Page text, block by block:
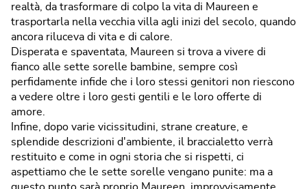
realtà, da trasformare di colpo la vita di Maureen e
trasportarla nella vecchia villa agli inizi del secolo, quando
ancora riluceva di vita e di calore.
Disperata e spaventata, Maureen si trova a vivere di
fianco alle sette sorelle bambine, sempre così
perfidamente infide che i loro stessi genitori non riescono
a vedere oltre i loro gesti gentili e le loro offerte di
amore.
Infine, dopo varie vicissitudini, strane creature, e
splendide descrizioni d'ambiente, il braccialetto verrà
restituito e come in ogni storia che si rispetti, ci
aspettiamo che le sette sorelle vengano punite: ma a
questo punto sarà proprio Maureen, improvvisamente